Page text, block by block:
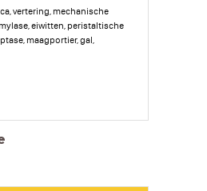
vertering, mechanische
eiwitten, peristaltische
maagportier, gal,